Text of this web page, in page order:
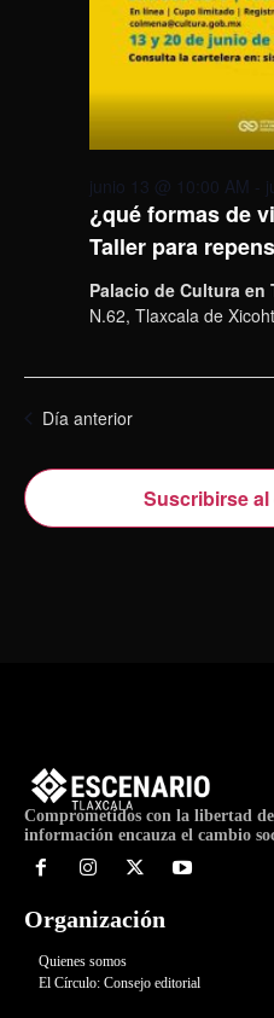
¿qué formas de
Taller para
junio 13 @ 10:00 AM -
Palacio de Cultura en
N.62, Tlaxcala de
Día anterior
Suscribirse
Comprometidos con la libertad
información encauza el cambio
Organización
Quienes somos
El Círculo: Consejo editorial